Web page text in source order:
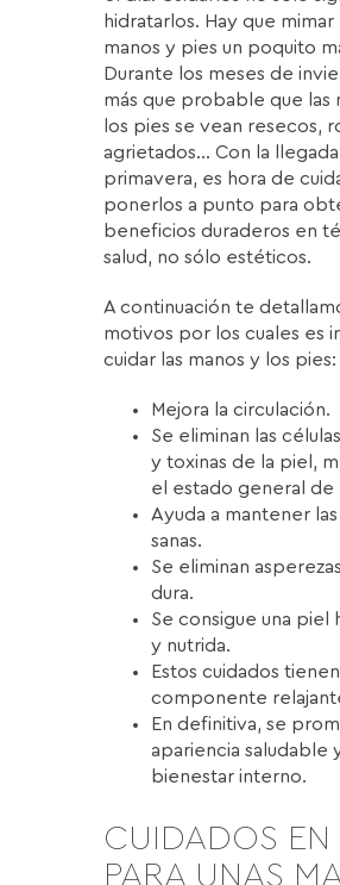
hidratarlos. Hay que mimar
manos y pies un poquito
Durante los meses de
más que probable que las
los pies se vean resecos,
agrietados… Con la
primavera, es hora de
ponerlos a punto para
beneficios duraderos en
salud, no sólo estéticos.
A continuación te
motivos por los cuales es
cuidar las manos y los pies:
Mejora la circulación.
Se eliminan las
y toxinas de la piel,
el estado general de
Ayuda a mantener las
sanas.
Se eliminan
dura.
Se consigue una piel
y nutrida.
Estos cuidados
componente
En definitiva, se
apariencia saludable
bienestar interno.
CUIDADOS EN
PARA UNAS